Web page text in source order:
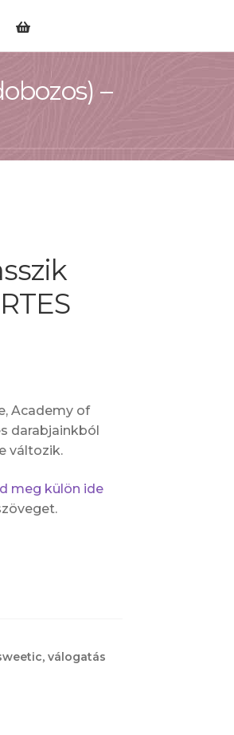
–
Academy of
darabjainkból
változik.
meg külön ide
, válogatás